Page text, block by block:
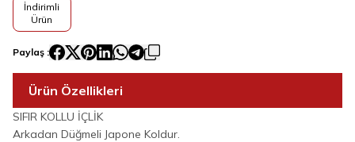
İndirimli
Ürün
Paylaş :
Ürün Özellikleri
SIFIR KOLLU İÇLİK
Arkadan Düğmeli Japone Koldur.